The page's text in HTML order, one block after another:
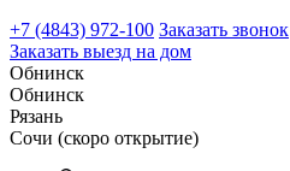
+7 (4843) 972-100 Заказать звонок
Заказать выезд на дом
Обнинск
Обнинск
Рязань
Сочи (скоро открытие)